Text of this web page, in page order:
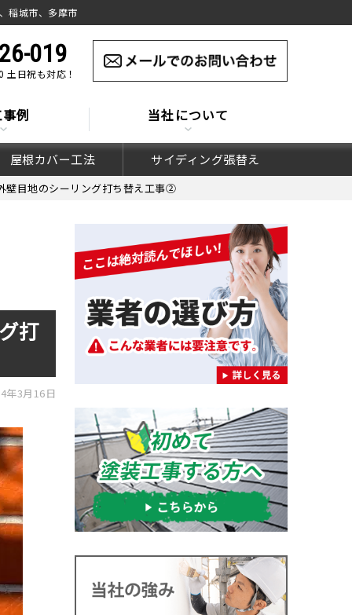
稲城市、多摩市
019
日祝も対応！
例 当社について
屋根カバー工法 サイディング張替え
目地のシーリング打ち替え工事②
打
年3月16日